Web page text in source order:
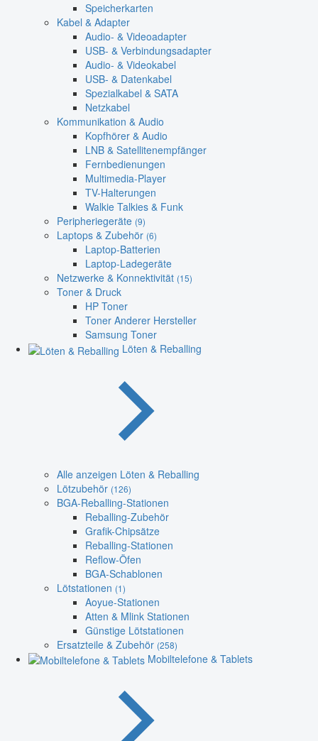
Speicherkarten
Kabel & Adapter
Audio- & Videoadapter
USB- & Verbindungsadapter
Audio- & Videokabel
USB- & Datenkabel
Spezialkabel & SATA
Netzkabel
Kommunikation & Audio
Kopfhörer & Audio
LNB & Satellitenempfänger
Fernbedienungen
Multimedia-Player
TV-Halterungen
Walkie Talkies & Funk
Peripheriegeräte (9)
Laptops & Zubehör (6)
Laptop-Batterien
Laptop-Ladegeräte
Netzwerke & Konnektivität (15)
Toner & Druck
HP Toner
Toner Anderer Hersteller
Samsung Toner
Löten & Reballing
Alle anzeigen Löten & Reballing
Lötzubehör (126)
BGA-Reballing-Stationen
Reballing-Zubehör
Grafik-Chipsätze
Reballing-Stationen
Reflow-Öfen
BGA-Schablonen
Lötstationen (1)
Aoyue-Stationen
Atten & Mlink Stationen
Günstige Lötstationen
Ersatzteile & Zubehör (258)
Mobiltelefone & Tablets